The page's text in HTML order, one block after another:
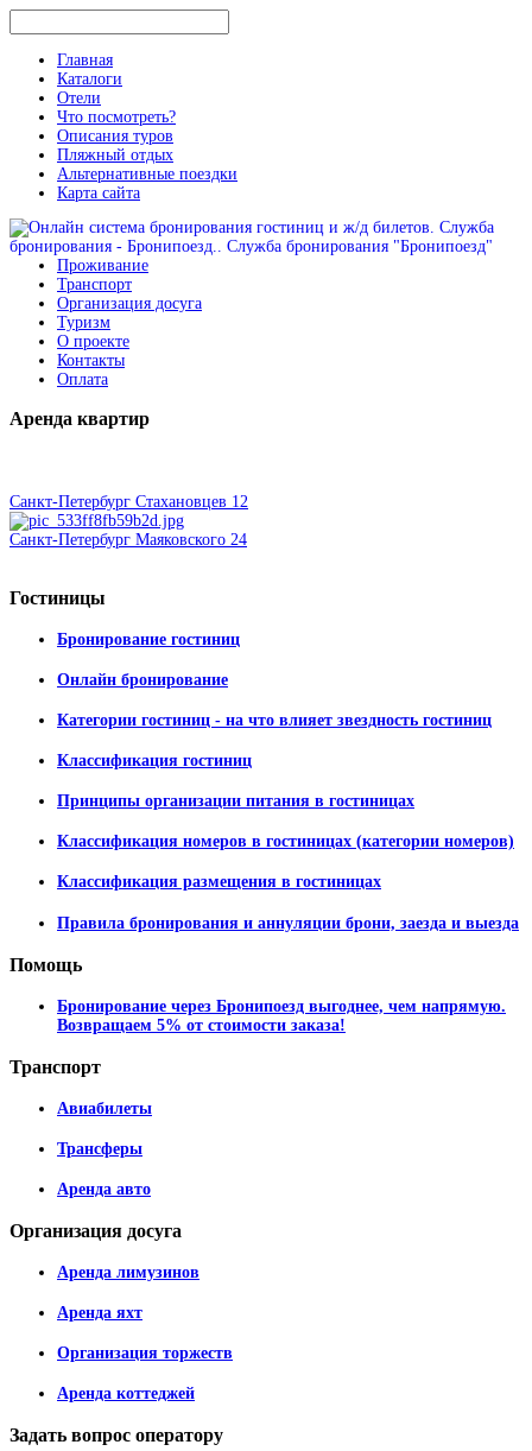
Главная
Каталоги
Отели
Что посмотреть?
Описания туров
Пляжный отдых
Альтернативные поездки
Карта сайта
Проживание
Транспорт
Организация досуга
Туризм
О проекте
Контакты
Оплата
Аренда квартир
Санкт-Петербург Стахановцев 12
Санкт-Петербург Маяковского 24
Гостиницы
Бронирование гостиниц
Онлайн бронирование
Категории гостиниц - на что влияет звездность гостиниц
Классификация гостиниц
Принципы организации питания в гостиницах
Классификация номеров в гостиницах (категории номеров)
Классификация размещения в гостиницах
Правила бронирования и аннуляции брони, заезда и выезда
Помощь
Бронирование через Бронипоезд выгоднее, чем напрямую.
Возвращаем 5% от стоимости заказа!
Транспорт
Авиабилеты
Трансферы
Аренда авто
Организация досуга
Аренда лимузинов
Аренда яхт
Организация торжеств
Аренда коттеджей
Задать вопрос оператору